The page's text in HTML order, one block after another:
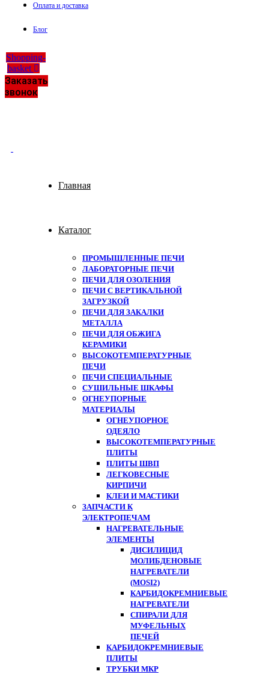
Оплата и доставка
Блог
Shopping-
basket
Заказать
звонок
Главная
Каталог
ПРОМЫШЛЕННЫЕ ПЕЧИ
ЛАБОРАТОРНЫЕ ПЕЧИ
ПЕЧИ ДЛЯ ОЗОЛЕНИЯ
ПЕЧИ С ВЕРТИКАЛЬНОЙ
ЗАГРУЗКОЙ
ПЕЧИ ДЛЯ ЗАКАЛКИ
МЕТАЛЛА
ПЕЧИ ДЛЯ ОБЖИГА
КЕРАМИКИ
ВЫСОКОТЕМПЕРАТУРНЫЕ
ПЕЧИ
ПЕЧИ СПЕЦИАЛЬНЫЕ
СУШИЛЬНЫЕ ШКАФЫ
ОГНЕУПОРНЫЕ
МАТЕРИАЛЫ
ОГНЕУПОРНОЕ
ОДЕЯЛО
ВЫСОКОТЕМПЕРАТУРНЫЕ
ПЛИТЫ
ПЛИТЫ ШВП
ЛЕГКОВЕСНЫЕ
КИРПИЧИ
КЛЕИ И МАСТИКИ
ЗАПЧАСТИ К
ЭЛЕКТРОПЕЧАМ
НАГРЕВАТЕЛЬНЫЕ
ЭЛЕМЕНТЫ
ДИСИЛИЦИД
МОЛИБДЕНОВЫЕ
НАГРЕВАТЕЛИ
(MOSI2)
КАРБИДОКРЕМНИЕВЫЕ
НАГРЕВАТЕЛИ
СПИРАЛИ ДЛЯ
МУФЕЛЬНЫХ
ПЕЧЕЙ
КАРБИДОКРЕМНИЕВЫЕ
ПЛИТЫ
ТРУБКИ МКР